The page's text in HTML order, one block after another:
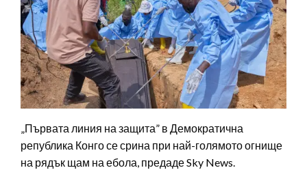
„Първата линия на защита” в Демократична
република Конго се срина при най-голямото огнище
на рядък щам на ебола, предаде Sky News.